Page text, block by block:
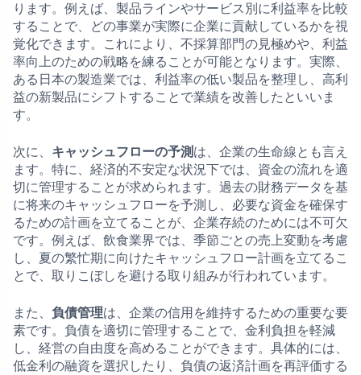
ります。例えば、製品ラインやサービス別に利益率を比較
することで、どの事業が実際に企業に貢献しているかを視
覚化できます。これにより、不採算部門の見極めや、利益
率向上のための戦略を練ることが可能となります。実際、
ある日本の製造業では、利益率の低い製品を整理し、高利
益の新製品にシフトすることで業績を改善したといいま
す。
次に、 キャッシュフローの予測 は、企業の生命線とも言え
ます。特に、経済的不安定な状況下では、資金の流れを適
切に管理することが求められます。過去の財務データを基
に将来のキャッシュフローを予測し、必要な資金を確保す
るための計画を立てることが、企業存続のためには不可欠
です。例えば、飲食業界では、季節ごとの売上変動を考慮
し、夏の繁忙期に向けたキャッシュフロー計画を立てるこ
とで、取りこぼしを避ける取り組みが行われています。
また、 負債管理は、企業の信用を維持するための重要な要
素です。負債を適切に管理することで、金利負担を軽減
し、経営の自由度を高めることができます。具体的には、
低金利の融資を選択したり、負債の返済計画を再評価する